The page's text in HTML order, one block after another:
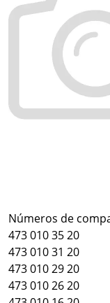
Números de
473 010 35 20
473 010 31 20
473 010 29 20
473 010 26 20